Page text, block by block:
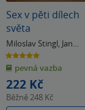
Sex v pěti dílech
světa
Miloslav Stingl, Jan
Hošek
5.0
z
5
hvězdiček
pevná vazba
222 Kč
Běžně248 Kč